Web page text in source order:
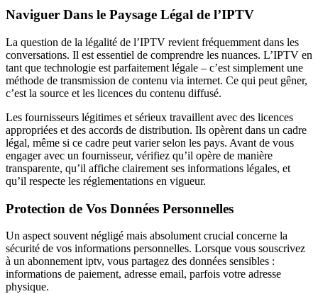
Naviguer Dans le Paysage Légal de l’IPTV
La question de la légalité de l’IPTV revient fréquemment dans les
conversations. Il est essentiel de comprendre les nuances. L’IPTV en
tant que technologie est parfaitement légale – c’est simplement une
méthode de transmission de contenu via internet. Ce qui peut gêner,
c’est la source et les licences du contenu diffusé.
Les fournisseurs légitimes et sérieux travaillent avec des licences
appropriées et des accords de distribution. Ils opèrent dans un cadre
légal, même si ce cadre peut varier selon les pays. Avant de vous
engager avec un fournisseur, vérifiez qu’il opère de manière
transparente, qu’il affiche clairement ses informations légales, et
qu’il respecte les réglementations en vigueur.
Protection de Vos Données Personnelles
Un aspect souvent négligé mais absolument crucial concerne la
sécurité de vos informations personnelles. Lorsque vous souscrivez
à un abonnement iptv, vous partagez des données sensibles :
informations de paiement, adresse email, parfois votre adresse
physique.